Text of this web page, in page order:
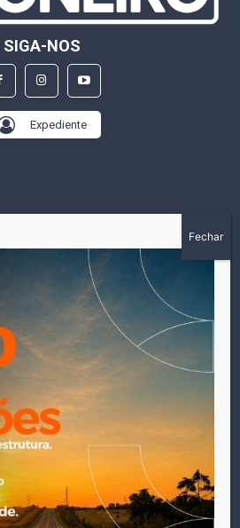
SIGA-NOS
Expediente
em fevereiro de 2005 em
como um jornal impresso semanal,
assinantes. Durante 15 anos, foram
narraram os acontecimentos
de Canarana e região. Fiel a sua
pela busca incessante da
sua logo, com o característico "avião
o símbolo do
veículo de comunicação com o
Em 06 de dezembro de 2019
do jornal, que desde então
online.